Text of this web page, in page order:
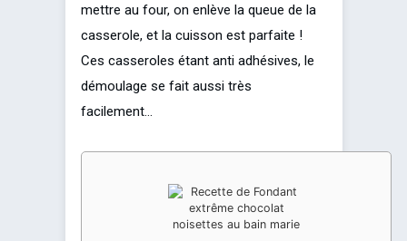
mettre au four, on enlève la queue de la
casserole, et la cuisson est parfaite !
Ces casseroles étant anti adhésives, le
démoulage se fait aussi très
facilement…